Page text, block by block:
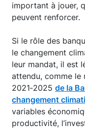
important à jouer,
peuvent renforcer.
Si le rôle des
le changement
leur mandat, il est
attendu, comme le
2021‑2025 de la
changement
variables
productivité,